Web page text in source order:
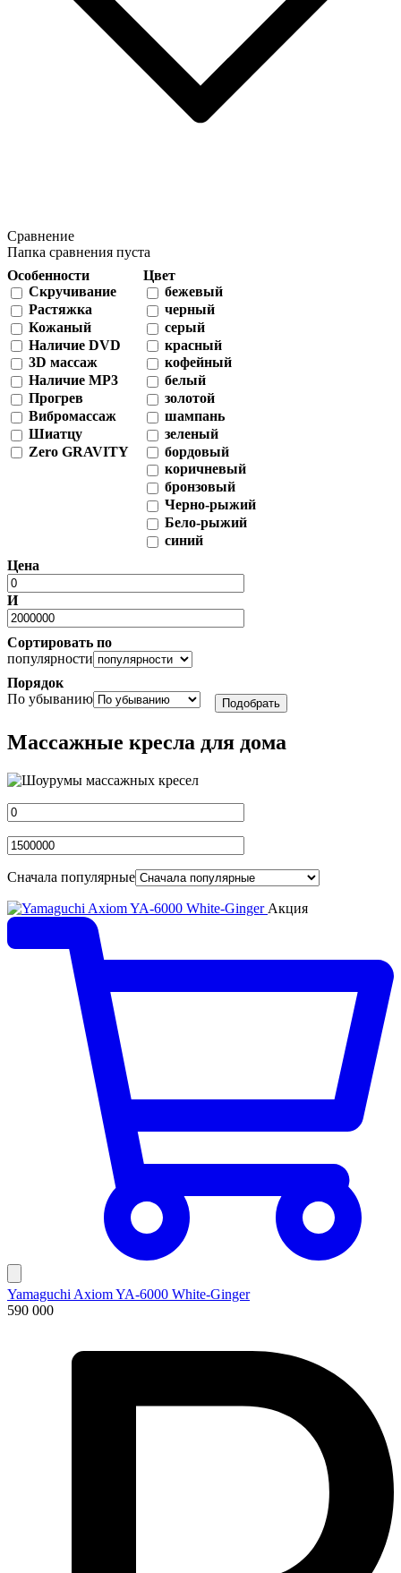
Сравнение
Папка сравнения пуста
Особенности
Скручивание
Растяжка
Кожаный
Наличие DVD
3D массаж
Наличие MP3
Прогрев
Вибромассаж
Шиатцу
Zero GRAVITY
Цвет
бежевый
черный
серый
красный
кофейный
белый
золотой
шампань
зеленый
бордовый
коричневый
бронзовый
Черно-рыжий
Бело-рыжий
синий
Цена
И
Сортировать по
популярности
Порядок
По убыванию
Массажные кресла для дома
Сначала популярные
Акция
Yamaguchi Axiom YA-6000 White-Ginger
590 000